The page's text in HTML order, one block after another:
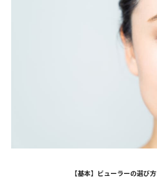
【基本】ビューラーの選び方